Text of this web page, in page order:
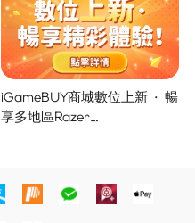
iGameBUY商城數位上新 · 暢
享多地區Razer